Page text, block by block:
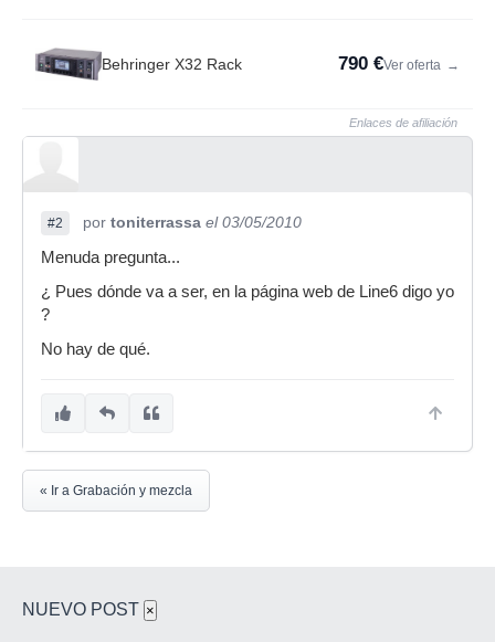
Behringer X32 Rack 790 €Ver oferta →
Enlaces de afiliación
#2 por toniterrassa el 03/05/2010
Menuda pregunta...
¿ Pues dónde va a ser, en la página web de Line6 digo yo
?
No hay de qué.
« Ir a Grabación y mezcla
NUEVO POST ×